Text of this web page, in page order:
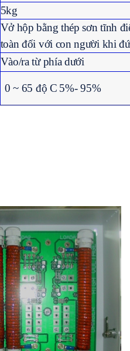
5kg
Vở hộp bằng thép sơn tĩnh
toàn đối với con người khi
Vào/ra từ phía dưới
0 ~ 65 độ C 5%- 95%